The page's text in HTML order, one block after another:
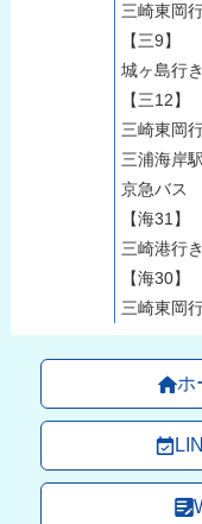
三崎東岡
【三9】
城ヶ島行
【三12】
三崎東岡
三浦海岸
京急バス
【海31】
三崎港行
【海30】
三崎東岡
ホ